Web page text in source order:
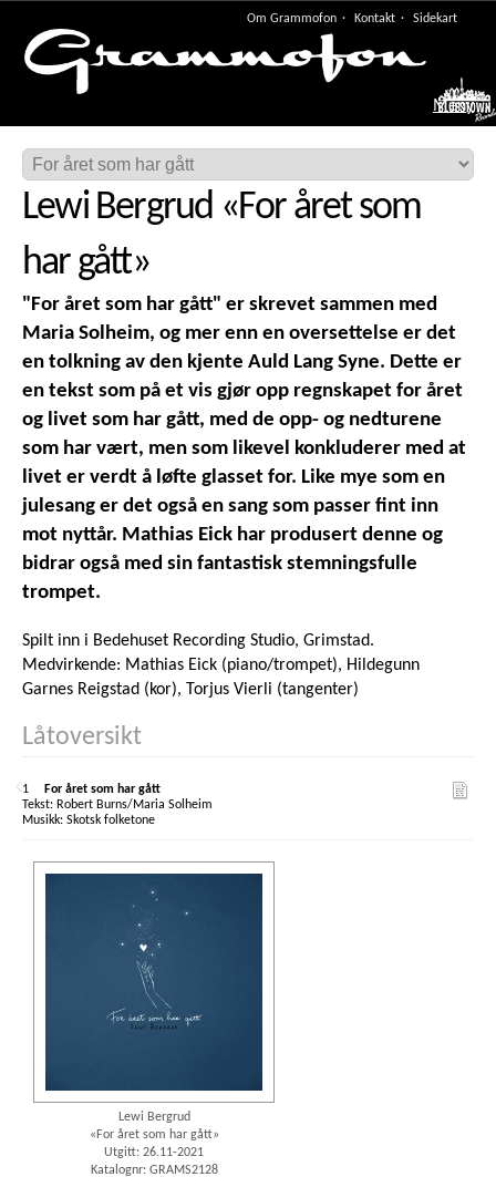
Om Grammofon Kontakt Sidekart
Meny
Lewi Bergrud «For året som
har gått»
"For året som har gått" er skrevet sammen med
Maria Solheim, og mer enn en oversettelse er det
en tolkning av den kjente Auld Lang Syne. Dette er
en tekst som på et vis gjør opp regnskapet for året
og livet som har gått, med de opp- og nedturene
som har vært, men som likevel konkluderer med at
livet er verdt å løfte glasset for. Like mye som en
julesang er det også en sang som passer fint inn
mot nyttår. Mathias Eick har produsert denne og
bidrar også med sin fantastisk stemningsfulle
trompet.
Spilt inn i Bedehuset Recording Studio, Grimstad.
Medvirkende: Mathias Eick (piano/trompet), Hildegunn
Garnes Reigstad (kor), Torjus Vierli (tangenter)
Låtoversikt
1
For året som har gått
Robert Burns/Maria Solheim
Skotsk folketone
Lewi Bergrud
«For året som har gått»
Utgitt: 26.11-2021
Katalognr: GRAMS2128